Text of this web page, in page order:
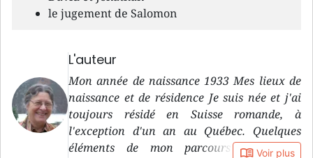
le jugement de Salomon
L'auteur
Mon année de naissance 1933 Mes lieux de
naissance et de résidence Je suis née et j'ai
toujours résidé en Suisse romande, à
l'exception d'un an au Québec. Quelques
éléments de mon parcours Institutrice
book_open Voir plus